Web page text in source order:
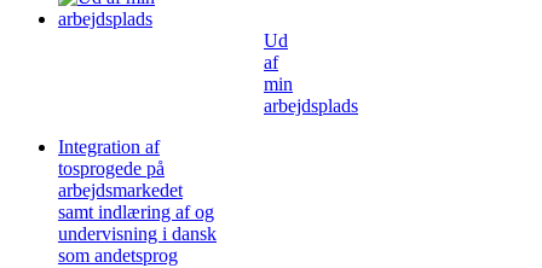
Ud
af
min
arbejdsplads
Integration af
tosprogede på
arbejdsmarkedet
samt indlæring af og
undervisning i dansk
som andetsprog